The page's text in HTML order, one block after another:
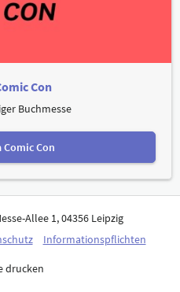
Con
Buchmesse
Comic Con
Allee 1, 04356 Leipzig
Informationspflichten
drucken